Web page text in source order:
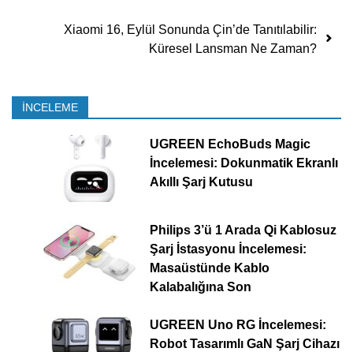
Xiaomi 16, Eylül Sonunda Çin’de Tanıtılabilir:
Küresel Lansman Ne Zaman?
İNCELEME
UGREEN EchoBuds Magic
İncelemesi: Dokunmatik Ekranlı
Akıllı Şarj Kutusu
Philips 3’ü 1 Arada Qi Kablosuz
Şarj İstasyonu İncelemesi:
Masaüstünde Kablo
Kalabalığına Son
UGREEN Uno RG İncelemesi:
Robot Tasarımlı GaN Şarj Cihazı